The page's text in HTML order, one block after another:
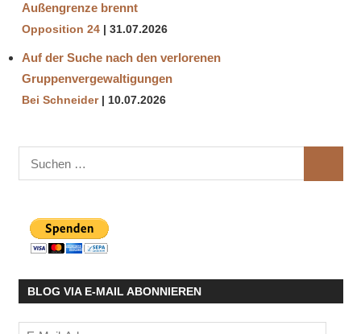
Außengrenze brennt
Opposition 24 31.07.2026
Auf der Suche nach den verlorenen
Gruppenvergewaltigungen
Bei Schneider 10.07.2026
nach:
BLOG VIA E-MAIL ABONNIEREN
E-